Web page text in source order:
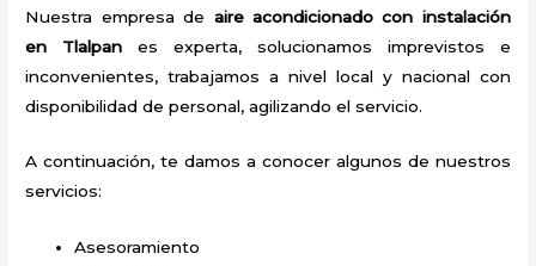
Nuestra empresa de aire acondicionado con instalación
en Tlalpan es experta, solucionamos imprevistos e
inconvenientes, trabajamos a nivel local y nacional con
disponibilidad de personal, agilizando el servicio.
A continuación, te damos a conocer algunos de nuestros
servicios:
Asesoramiento